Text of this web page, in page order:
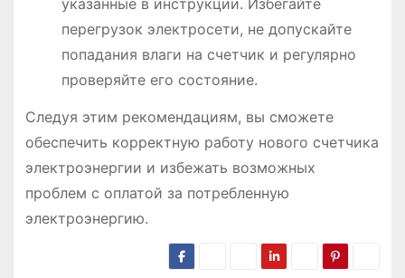
указанные в инструкции. Избегайте
перегрузок электросети, не допускайте
попадания влаги на счетчик и регулярно
проверяйте его состояние.
Следуя этим рекомендациям, вы сможете
обеспечить корректную работу нового счетчика
электроэнергии и избежать возможных
проблем с оплатой за потребленную
электроэнергию.